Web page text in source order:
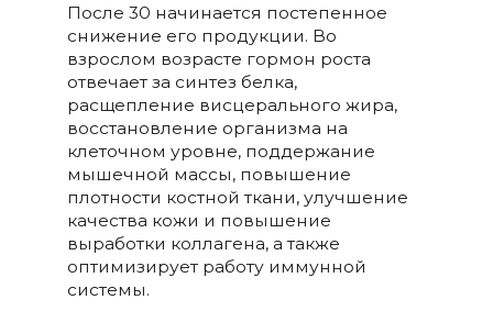
После 30 начинается постепенное
снижение его продукции. Во
взрослом возрасте гормон роста
отвечает за синтез белка,
расщепление висцерального жира,
восстановление организма на
клеточном уровне, поддержание
мышечной массы, повышение
плотности костной ткани, улучшение
качества кожи и повышение
выработки коллагена, а также
оптимизирует работу иммунной
системы.